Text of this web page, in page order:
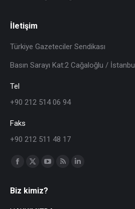
İletişim
Türkiye Gazeteciler Sendikası
Basın Sarayı Kat:2 Cağaloğlu / İstanbul
Tel
+90 212 514 06 94
Faks
+90 212 511 48 17
Find us on:
Biz kimiz?